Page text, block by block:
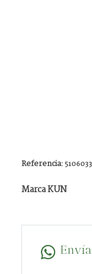
Referencia:5106033
Marca KUN